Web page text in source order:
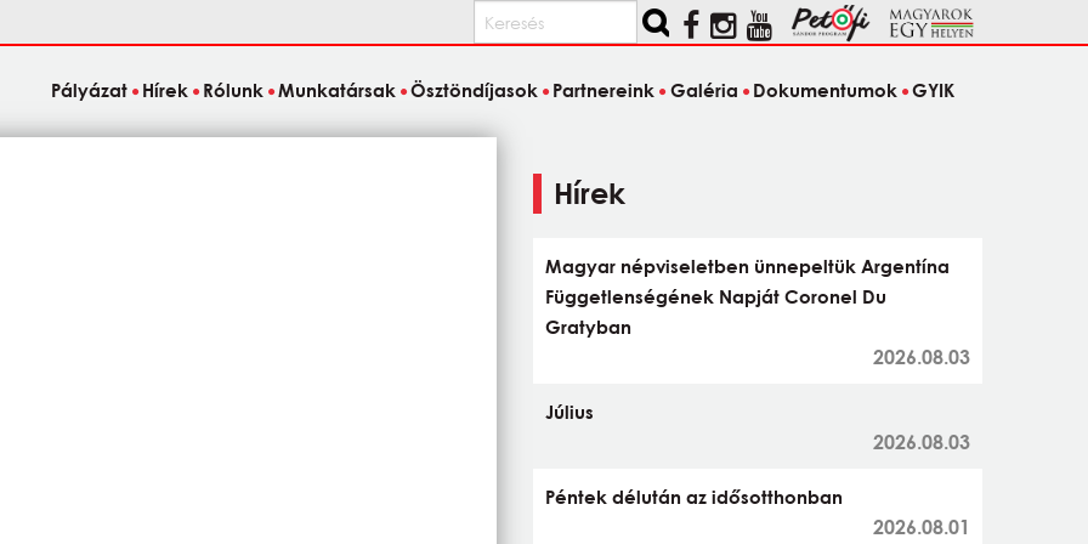
Keresés
Pályázat Hírek Rólunk Munkatársak Ösztöndíjasok Partnereink Galéria Dokumentumok GYIK
Hírek
Magyar népviseletben ünnepeltük Argentína
Függetlenségének Napját Coronel Du
Gratyban
2026.08.03
Július
2026.08.03
Péntek délután az idősotthonban
2026.08.01